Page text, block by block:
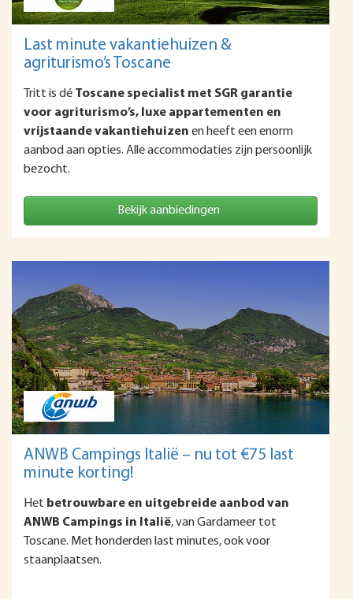
Last minute vakantiehuizen &
agriturismo’s Toscane
Tritt is dé Toscane specialist met SGR garantie
voor agriturismo’s, luxe appartementen en
vrijstaande vakantiehuizen en heeft een enorm
aanbod aan opties. Alle accommodaties zijn persoonlijk
bezocht.
Bekijk aanbiedingen
ANWB Campings Italië – nu tot €75 last
minute korting!
Het betrouwbare en uitgebreide aanbod van
ANWB Campings in Italië, van Gardameer tot
Toscane. Met honderden last minutes, ook voor
staanplaatsen.